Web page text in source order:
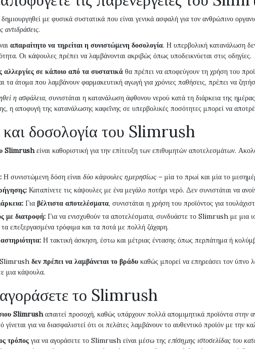
με φυσικά συστατικά που είναι γενικά ασφαλή για τον ανθρώπινο
αντιδράσεις.
απαραίτητο να τηρείται η συνιστώμενη δοσολογία. Η υπερβολική κατανάλωση
Οι κάψουλες πρέπει να λαμβάνονται ακριβώς όπως υποδεικνύεται στις οδηγίες.
αλλεργίες σε κάποιο από τα συστατικά θα πρέπει να αποφεύγουν τη χρήση του
τα άτομα που λαμβάνουν φαρμακευτική αγωγή για χρόνιες παθήσεις, πρέπει να
η ασφάλεια, συνιστάται η κατανάλωση άφθονου νερού κατά τη διάρκεια της
η αποφυγή της κατανάλωσης καφεΐνης σε υπερβολικές ποσότητες μπορεί να
και δοσολογία του Slimrush
Slimrushείναι καθοριστική για την επίτευξη των επιθυμητών αποτελεσμάτων.
Η συνιστώμενη δόση είναι δύο κάψουλες ημερησίως – μία το πρωί και μία το
Καταπίνετε τις κάψουλες με ένα μεγάλο ποτήρι νερό. Δεν συνιστάται να
Για βέλτιστα αποτελέσματα, συνιστάται η χρήση του προϊόντος για
με διατροφή: Για να ενισχυθούν τα αποτελέσματα, συνδυάστε το Slimrush με μια
επεξεργασμένα τρόφιμα και τα ποτά με πολλή ζάχαρη.
Η τακτική άσκηση, έστω και μέτριας έντασης όπως περπάτημα ή
Slimrush δεν πρέπει να λαμβάνεται το βράδυ καθώς μπορεί να επηρεάσει τον ύπνο
μια κάψουλα.
το Slimrush
Slimrushαπαιτεί προσοχή, καθώς υπάρχουν πολλά απομιμητικά προϊόντα στην
για να διασφαλιστεί ότι οι πελάτες λαμβάνουν το αυθεντικό προϊόν με την
τρόπος για να αγοράσετε το Slimrush είναι μέσω της επίσημης ιστοσελίδας του